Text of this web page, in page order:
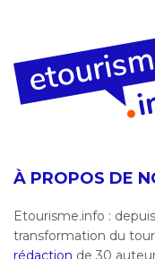
À PROPOS DE
Etourisme.info :
transformation du
rédaction de 30